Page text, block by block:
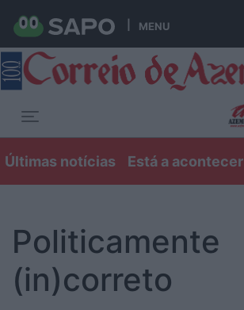
MENU
Últimas notícias Está a acontecer
Politicamente
(in)correto